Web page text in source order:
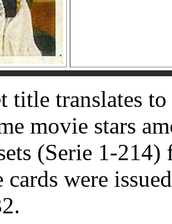
title translates
movie stars
(Serie 1-
cards were